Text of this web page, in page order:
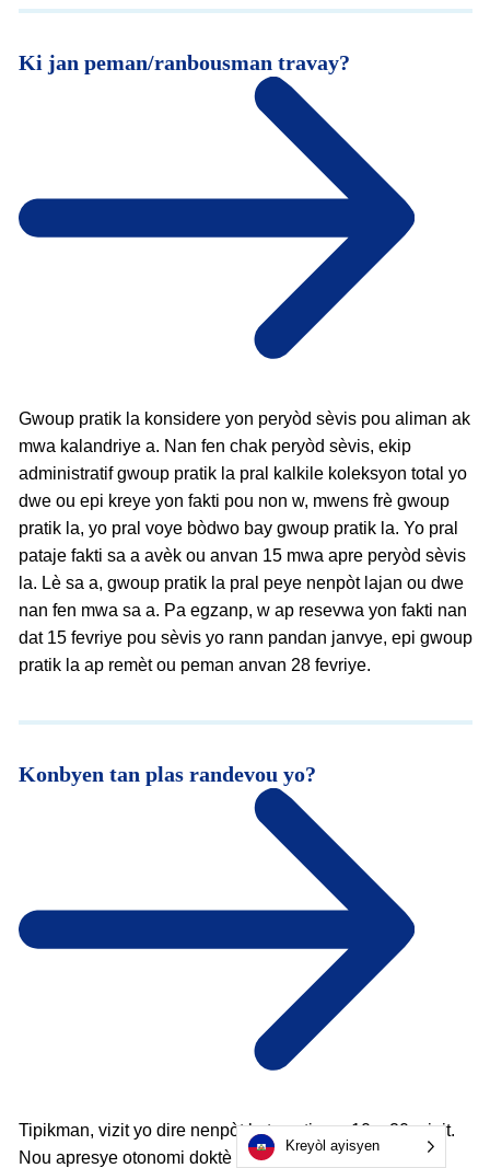
Ki jan peman/ranbousman travay?
Gwoup pratik la konsidere yon peryòd sèvis pou aliman ak
mwa kalandriye a. Nan fen chak peryòd sèvis, ekip
administratif gwoup pratik la pral kalkile koleksyon total yo
dwe ou epi kreye yon fakti pou non w, mwens frè gwoup
pratik la, yo pral voye bòdwo bay gwoup pratik la. Yo pral
pataje fakti sa a avèk ou anvan 15 mwa apre peryòd sèvis
la. Lè sa a, gwoup pratik la pral peye nenpòt lajan ou dwe
nan fen mwa sa a. Pa egzanp, w ap resevwa yon fakti nan
dat 15 fevriye pou sèvis yo rann pandan janvye, epi gwoup
pratik la ap remèt ou peman anvan 28 fevriye.
Konbyen tan plas randevou yo?
Tipikman, vizit yo dire nenpòt kote soti nan 10 a 20 minit.
Nou apresye otonomi doktè yo ak doktè yo jwenn bay
Kreyòl ayisyen